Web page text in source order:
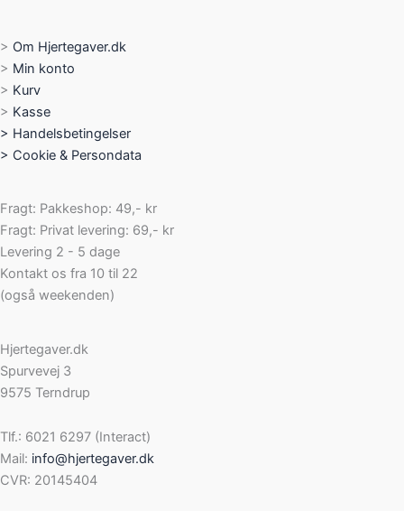
> Om Hjertegaver.dk
> Min konto
> Kurv
> Kasse
> Handelsbetingelser
> Cookie & Persondata
Fragt: Pakkeshop: 49,- kr
Fragt: Privat levering: 69,- kr
Levering 2 - 5 dage
Kontakt os fra 10 til 22
(også weekenden)
Hjertegaver.dk
Spurvevej 3
9575 Terndrup
Tlf.: 6021 6297 (Interact)
Mail: info@hjertegaver.dk
CVR: 20145404